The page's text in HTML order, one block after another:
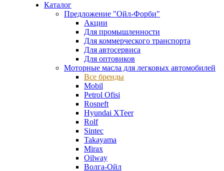
Каталог
Предложение "Ойл-Форби"
Акции
Для промышленности
Для коммерческого транспорта
Для автосервиса
Для оптовиков
Моторные масла для легковых автомобилей
Все бренды
Mobil
Petrol Ofisi
Rosneft
Hyundai XTeer
Rolf
Sintec
Takayama
Mirax
Oilway
Волга-Ойл